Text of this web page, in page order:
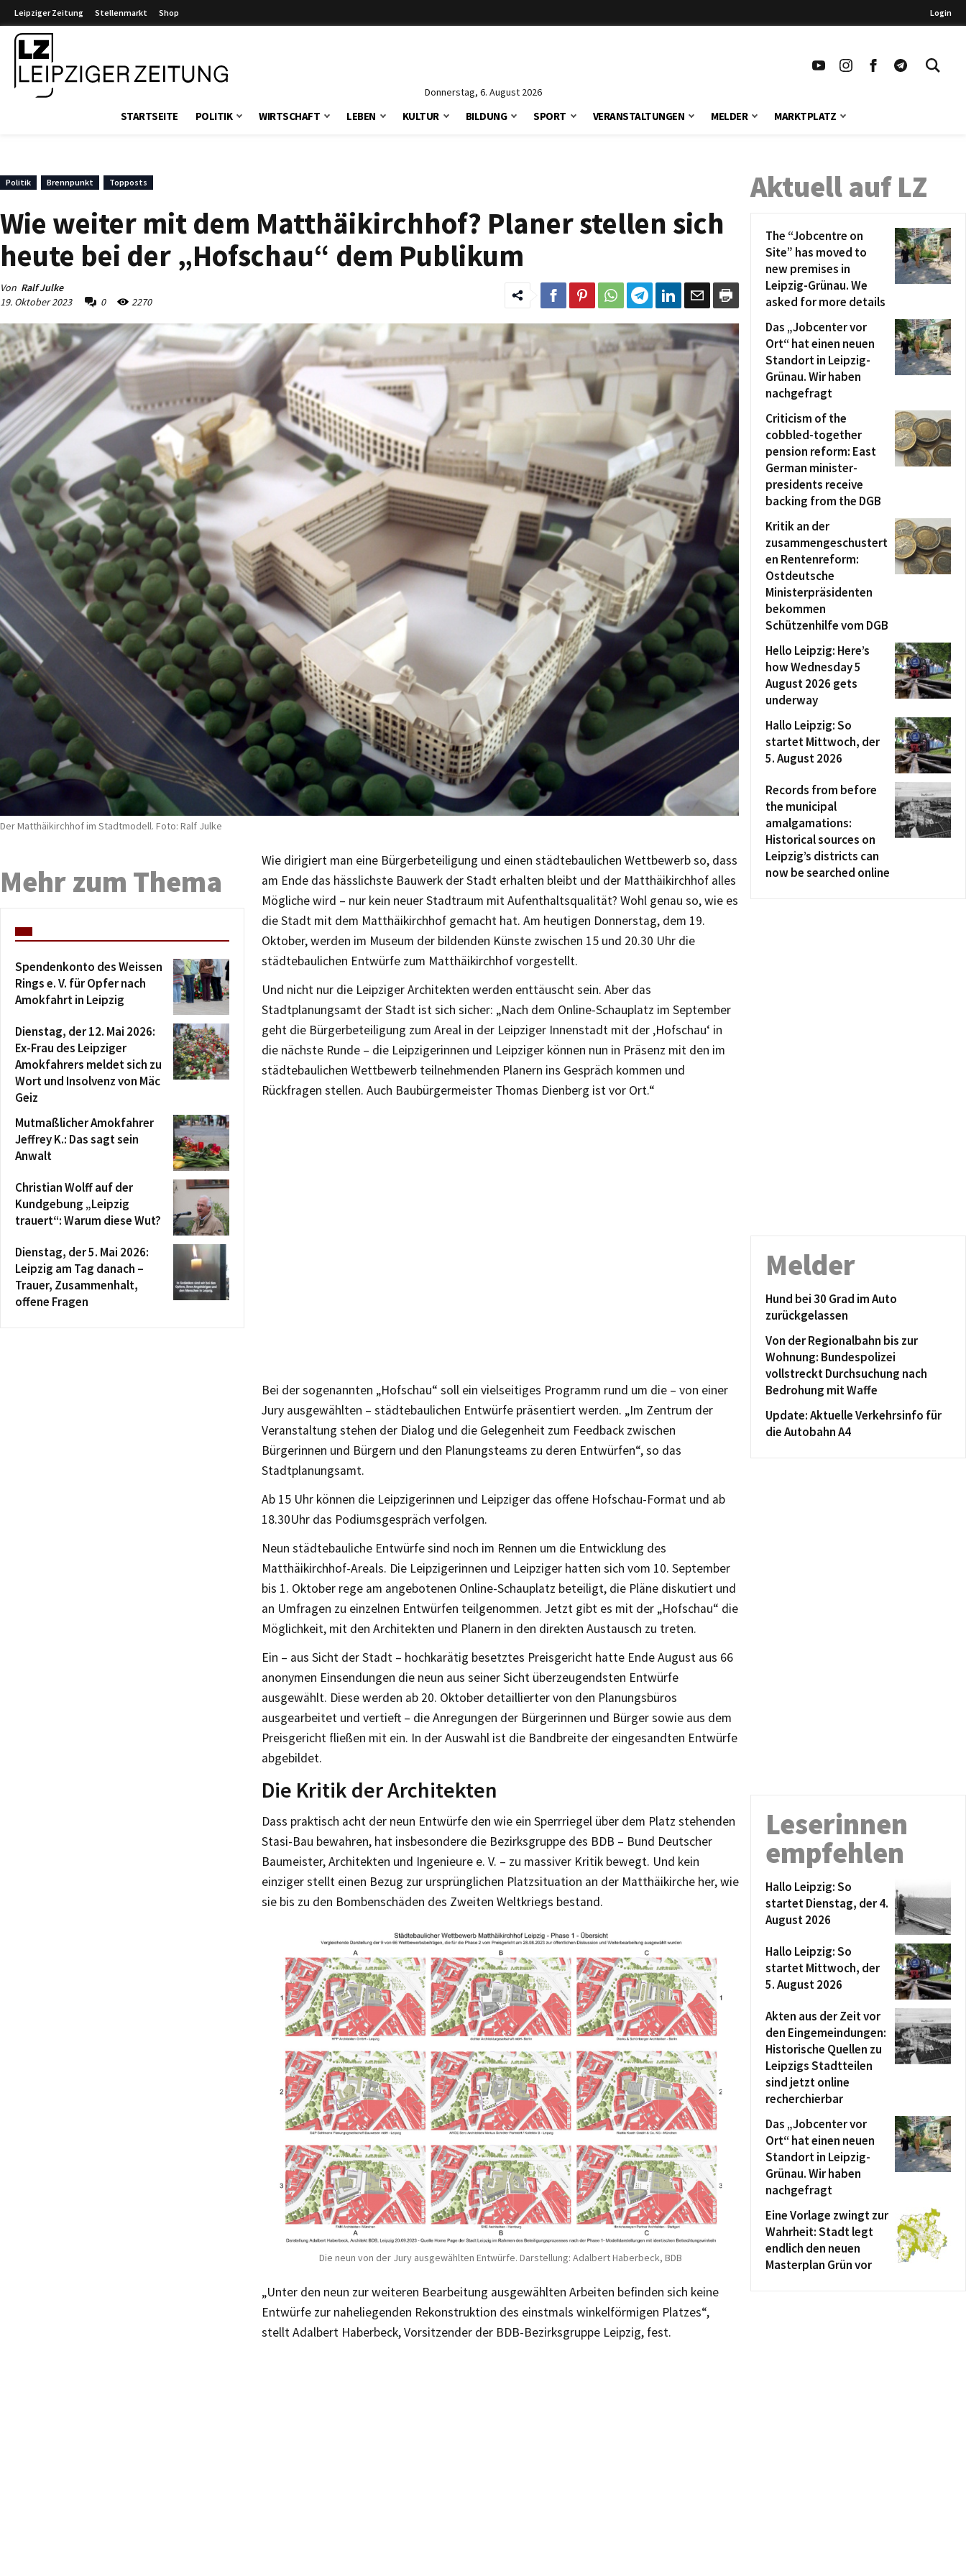
Leipziger Zeitung Stellenmarkt Shop Login
Donnerstag, 6. August 2026
STARTSEITE POLITIK WIRTSCHAFT LEBEN KULTUR BILDUNG SPORT VERANSTALTUNGEN MELDER MARKTPLATZ
Politik Brennpunkt Topposts
Wie weiter mit dem Matthäikirchhof? Planer stellen sich
heute bei der „Hofschau“ dem Publikum
Von Ralf Julke
19. Oktober 2023
0 2270
Der Matthäikirchhof im Stadtmodell. Foto: Ralf Julke
Wie dirigiert man eine Bürgerbeteiligung und einen städtebaulichen Wettbewerb so, dass
am Ende das hässlichste Bauwerk der Stadt erhalten bleibt und der Matthäikirchhof alles
Mögliche wird – nur kein neuer Stadtraum mit Aufenthaltsqualität? Wohl genau so, wie es
die Stadt mit dem Matthäikirchhof gemacht hat. Am heutigen Donnerstag, dem 19.
Oktober, werden im Museum der bildenden Künste zwischen 15 und 20.30 Uhr die
städtebaulichen Entwürfe zum Matthäikirchhof vorgestellt.
Und nicht nur die Leipziger Architekten werden enttäuscht sein. Aber das
Stadtplanungsamt der Stadt ist sich sicher: „Nach dem Online-Schauplatz im September
geht die Bürgerbeteiligung zum Areal in der Leipziger Innenstadt mit der ‚Hofschau‘ in
die nächste Runde – die Leipzigerinnen und Leipziger können nun in Präsenz mit den im
städtebaulichen Wettbewerb teilnehmenden Planern ins Gespräch kommen und
Rückfragen stellen. Auch Baubürgermeister Thomas Dienberg ist vor Ort.“
Bei der sogenannten „Hofschau“ soll ein vielseitiges Programm rund um die – von einer
Jury ausgewählten – städtebaulichen Entwürfe präsentiert werden. „Im Zentrum der
Veranstaltung stehen der Dialog und die Gelegenheit zum Feedback zwischen
Bürgerinnen und Bürgern und den Planungsteams zu deren Entwürfen“, so das
Stadtplanungsamt.
Ab 15 Uhr können die Leipzigerinnen und Leipziger das offene Hofschau-Format und ab
18.30Uhr das Podiumsgespräch verfolgen.
Neun städtebauliche Entwürfe sind noch im Rennen um die Entwicklung des
Matthäikirchhof-Areals. Die Leipzigerinnen und Leipziger hatten sich vom 10. September
bis 1. Oktober rege am angebotenen Online-Schauplatz beteiligt, die Pläne diskutiert und
an Umfragen zu einzelnen Entwürfen teilgenommen. Jetzt gibt es mit der „Hofschau“ die
Möglichkeit, mit den Architekten und Planern in den direkten Austausch zu treten.
Ein – aus Sicht der Stadt – hochkarätig besetztes Preisgericht hatte Ende August aus 66
anonymen Einsendungen die neun aus seiner Sicht überzeugendsten Entwürfe
ausgewählt. Diese werden ab 20. Oktober detaillierter von den Planungsbüros
ausgearbeitet und vertieft – die Anregungen der Bürgerinnen und Bürger sowie aus dem
Preisgericht fließen mit ein. In der Auswahl ist die Bandbreite der eingesandten Entwürfe
abgebildet.
Die Kritik der Architekten
Dass praktisch acht der neun Entwürfe den wie ein Sperrriegel über dem Platz stehenden
Stasi-Bau bewahren, hat insbesondere die Bezirksgruppe des BDB – Bund Deutscher
Baumeister, Architekten und Ingenieure e. V. – zu massiver Kritik bewegt. Und kein
einziger stellt einen Bezug zur ursprünglichen Platzsituation an der Matthäikirche her, wie
sie bis zu den Bombenschäden des Zweiten Weltkriegs bestand.
Die neun von der Jury ausgewählten Entwürfe. Darstellung: Adalbert Haberbeck, BDB
„Unter den neun zur weiteren Bearbeitung ausgewählten Arbeiten befinden sich keine
Entwürfe zur naheliegenden Rekonstruktion des einstmals winkelförmigen Platzes“,
stellt Adalbert Haberbeck, Vorsitzender der BDB-Bezirksgruppe Leipzig, fest.
Mehr zum Thema
Spendenkonto des Weissen
Rings e. V. für Opfer nach
Amokfahrt in Leipzig
Dienstag, der 12. Mai 2026:
Ex-Frau des Leipziger
Amokfahrers meldet sich zu
Wort und Insolvenz von Mäc
Geiz
Mutmaßlicher Amokfahrer
Jeffrey K.: Das sagt sein
Anwalt
Christian Wolff auf der
Kundgebung „Leipzig
trauert“: Warum diese Wut?
Dienstag, der 5. Mai 2026:
Leipzig am Tag danach –
Trauer, Zusammenhalt,
offene Fragen
Aktuell auf LZ
The “Jobcentre on
Site” has moved to
new premises in
Leipzig-Grünau. We
asked for more details
Das „Jobcenter vor
Ort“ hat einen neuen
Standort in Leipzig-
Grünau. Wir haben
nachgefragt
Criticism of the
cobbled-together
pension reform: East
German minister-
presidents receive
backing from the DGB
Kritik an der
zusammengeschustert
en Rentenreform:
Ostdeutsche
Ministerpräsidenten
bekommen
Schützenhilfe vom DGB
Hello Leipzig: Here’s
how Wednesday 5
August 2026 gets
underway
Hallo Leipzig: So
startet Mittwoch, der
5. August 2026
Records from before
the municipal
amalgamations:
Historical sources on
Leipzig’s districts can
now be searched online
Melder
Hund bei 30 Grad im Auto
zurückgelassen
Von der Regionalbahn bis zur
Wohnung: Bundespolizei
vollstreckt Durchsuchung nach
Bedrohung mit Waffe
Update: Aktuelle Verkehrsinfo für
die Autobahn A4
Leserinnen
empfehlen
Hallo Leipzig: So
startet Dienstag, der 4.
August 2026
Hallo Leipzig: So
startet Mittwoch, der
5. August 2026
Akten aus der Zeit vor
den Eingemeindungen:
Historische Quellen zu
Leipzigs Stadtteilen
sind jetzt online
recherchierbar
Das „Jobcenter vor
Ort“ hat einen neuen
Standort in Leipzig-
Grünau. Wir haben
nachgefragt
Eine Vorlage zwingt zur
Wahrheit: Stadt legt
endlich den neuen
Masterplan Grün vor